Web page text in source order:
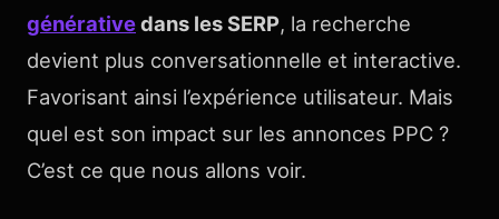
générativedans les SERP, la recherche
devient plus conversationnelle et interactive.
Favorisant ainsi l’expérience utilisateur. Mais
quel est son impact sur les annonces PPC ?
C’est ce que nous allons voir.